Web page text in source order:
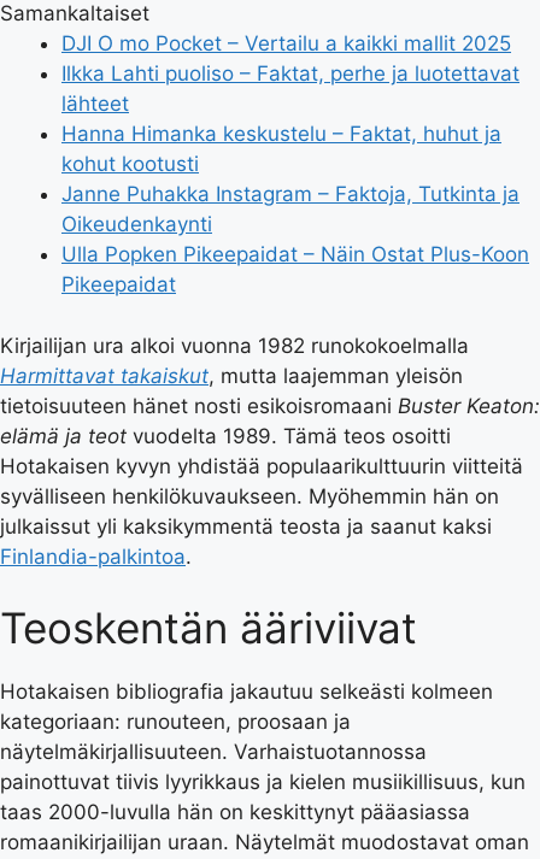
Samankaltaiset
DJI O mo Pocket – Vertailu a kaikki mallit 2025
Ilkka Lahti puoliso – Faktat, perhe ja luotettavat
lähteet
Hanna Himanka keskustelu – Faktat, huhut ja
kohut kootusti
Janne Puhakka Instagram – Faktoja, Tutkinta ja
Oikeudenkaynti
Ulla Popken Pikeepaidat – Näin Ostat Plus-Koon
Pikeepaidat
Kirjailijan ura alkoi vuonna 1982 runokokoelmalla
Harmittavat takaiskut, mutta laajemman yleisön
tietoisuuteen hänet nosti esikoisromaani Buster Keaton:
elämä ja teot vuodelta 1989. Tämä teos osoitti
Hotakaisen kyvyn yhdistää populaarikulttuurin viitteitä
syvälliseen henkilökuvaukseen. Myöhemmin hän on
julkaissut yli kaksikymmentä teosta ja saanut kaksi
Finlandia-palkintoa.
Teoskentän ääriviivat
Hotakaisen bibliografia jakautuu selkeästi kolmeen
kategoriaan: runouteen, proosaan ja
näytelmäkirjallisuuteen. Varhaistuotannossa
painottuvat tiivis lyyrikkaus ja kielen musiikillisuus, kun
taas 2000-luvulla hän on keskittynyt pääasiassa
romaanikirjailijan uraan. Näytelmät muodostavat oman